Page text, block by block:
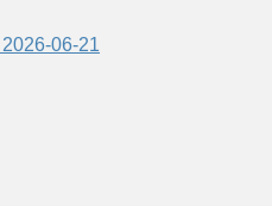
2026-06-21